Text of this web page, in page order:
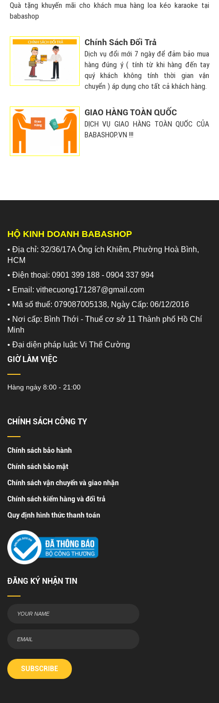
Quà tặng khuyến mãi cho khách mua hàng loa kéo karaoke tại
babashop
Chính Sách Đổi Trả
Dịch vụ đổi mới 7 ngày để đảm bảo mua
hàng đúng ý ( tính từ khi hàng đến tay
quý khách không tính thời gian vận
chuyển ) áp dụng cho tất cả khách hàng.
GIAO HÀNG TOÀN QUỐC
DỊCH VỤ GIAO HÀNG TOÀN QUỐC CỦA
BABASHOP.VN !!!
HỘ KINH DOANH BABASHOP
• Địa chỉ: 32/36/17A Ông ích Khiêm, Phường Hoà Bình,
HCM
• Điện thoại: 0901 399 188 - 0904 337 994
• Email: vithecuong171287@gmail.com
• Mã số thuế: 079087005138, Ngày Cấp: 06/12/2016
• Nơi cấp: Bình Thới - Thuế cơ sở 11 Thành phố Hồ Chí
Minh
• Đại diện pháp luật: Vi Thế Cường
GIỜ LÀM VIỆC
Hàng ngày 8:00 - 21:00
CHÍNH SÁCH CÔNG TY
Chính sách bảo hành
Chính sách bảo mật
Chính sách vận chuyển và giao nhận
Chính sách kiểm hàng và đổi trả
Quy định hình thức thanh toán
ĐĂNG KÝ NHẬN TIN
SUBSCRIBE